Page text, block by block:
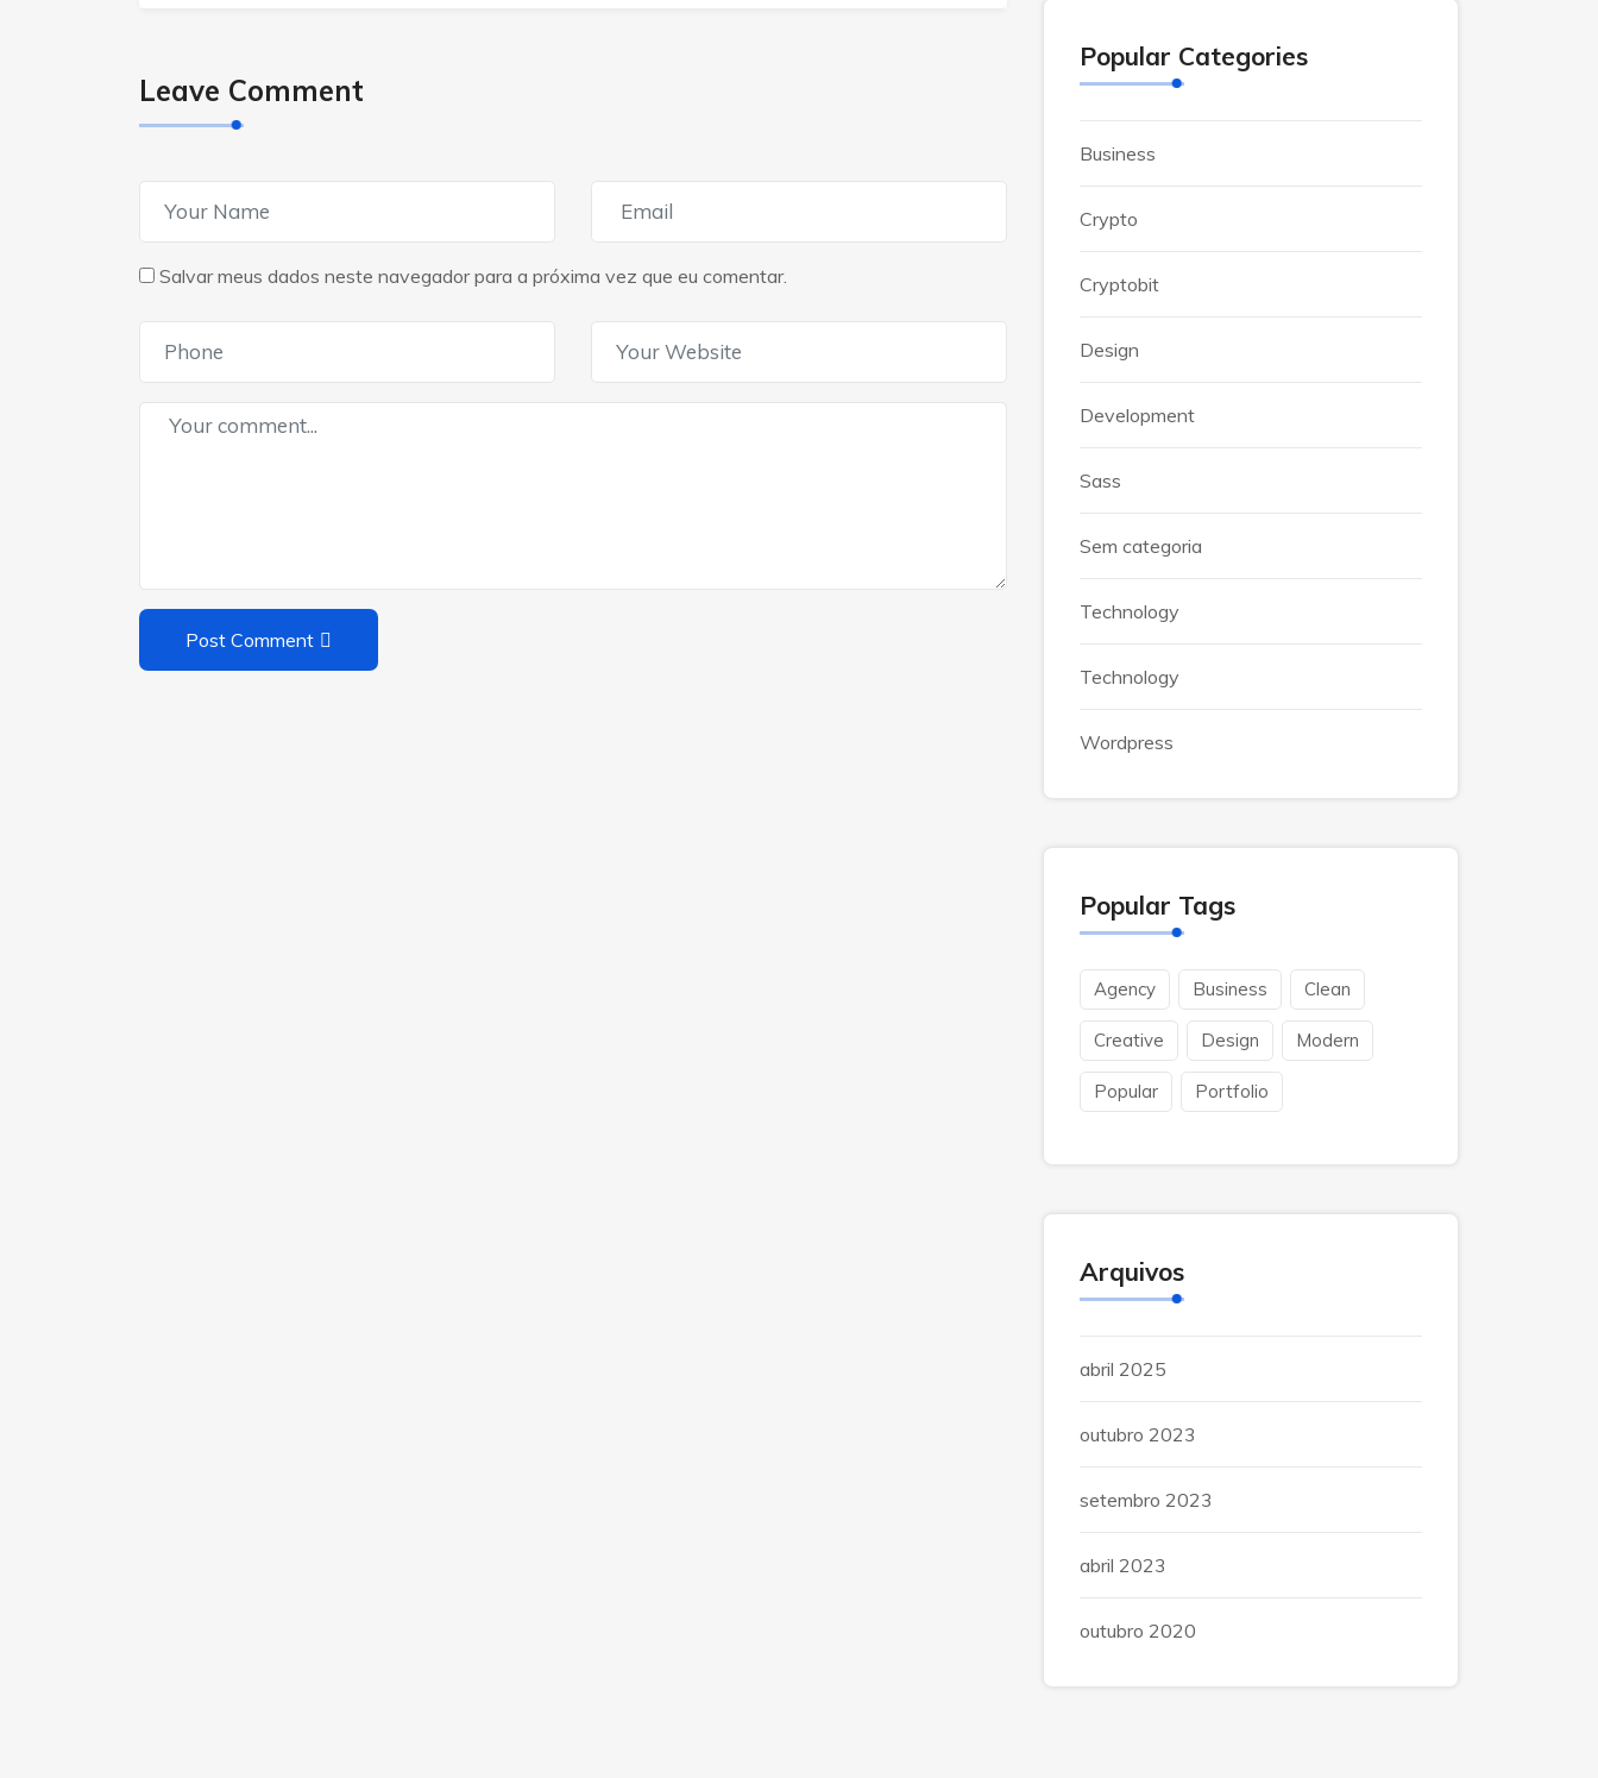
Leave Comment
Salvar meus dados neste navegador para a próxima vez que eu comentar.
Post Comment
Popular Categories
Business
Crypto
Cryptobit
Design
Development
Sass
Sem categoria
Technology
Technology
Wordpress
Popular Tags
Agency Business Clean
Creative Design Modern
Popular Portfolio
Arquivos
abril 2025
outubro 2023
setembro 2023
abril 2023
outubro 2020